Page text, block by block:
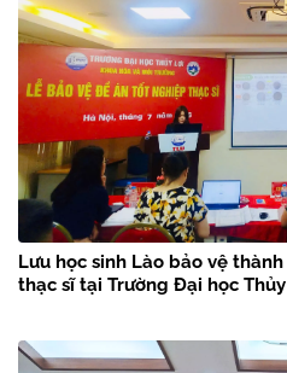
Lưu học sinh Lào bảo vệ
thạc sĩ tại Trường Đại học